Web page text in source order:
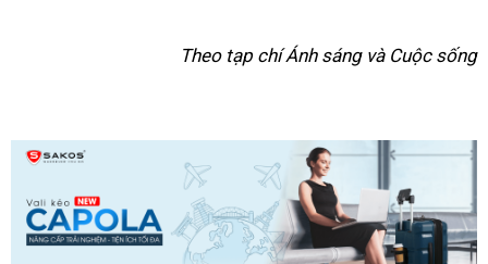
Theo tạp chí Ánh sáng và Cuộc sống